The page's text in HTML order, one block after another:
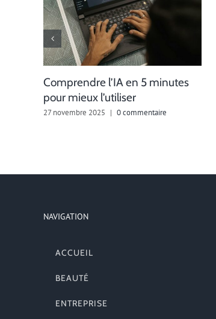
Comprendre l’IA en 5 minutes
pour mieux l’utiliser
27 novembre 2025 | 0 commentaire
NAVIGATION
ACCUEIL
BEAUTÉ
ENTREPRISE